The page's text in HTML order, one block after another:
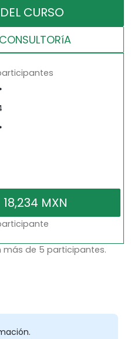
CURSO
más de 5 participantes.